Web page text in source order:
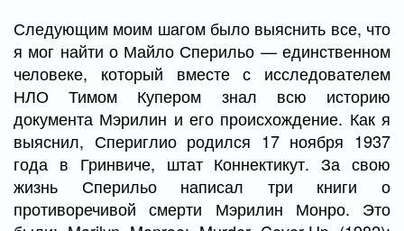
Следующим моим шагом было выяснить все, что
я мог найти о Майло Сперильо — единственном
человеке, который вместе с исследователем
НЛО Тимом Купером знал всю историю
документа Мэрилин и его происхождение. Как я
выяснил, Спериглио родился 17 ноября 1937
года в Гринвиче, штат Коннектикут. За свою
жизнь Сперильо написал три книги о
противоречивой смерти Мэрилин Монро. Это